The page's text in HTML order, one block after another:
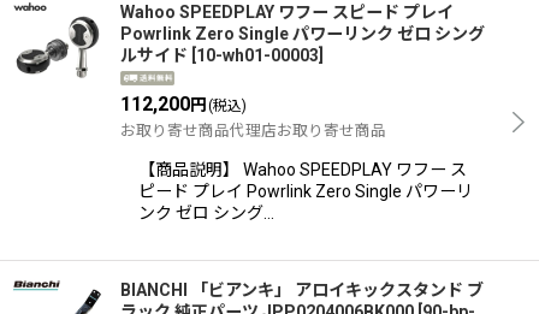
Wahoo SPEEDPLAY ワフー スピード プレイ
Powrlink Zero Single パワーリンク ゼロ シング
ルサイド [10-wh01-00003]
112,200円 (税込)
お取り寄せ商品代理店お取り寄せ商品
【商品説明】 Wahoo SPEEDPLAY ワフー ス
ピード プレイ Powrlink Zero Single パワーリ
ンク ゼロ シング…
BIANCHI 「ビアンキ」 アロイキックスタンド ブ